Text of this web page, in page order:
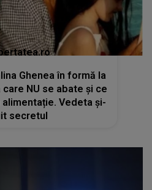
Ghenea în formă la
NU se abate și ce
Vedeta și-
secretul